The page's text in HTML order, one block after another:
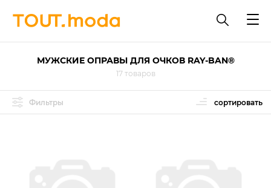
МУЖСКИЕ ОПРАВЫ ДЛЯ ОЧКОВ RAY-BAN®
17 товаров
Фильтры сортировать